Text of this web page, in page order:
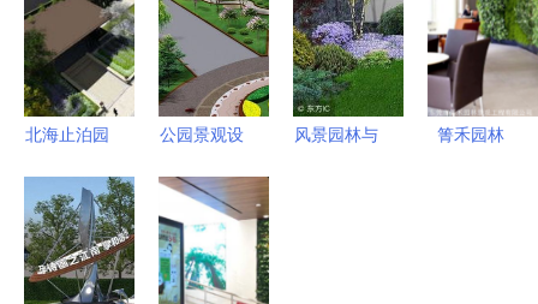
处理艺术
林设计艺术
现路径探析
北海止泊园
相 一园藏
万象，山水
入画来
公园景观设
析当代公园
设计的核心
重点与园林
风景园林与
箐禾园林